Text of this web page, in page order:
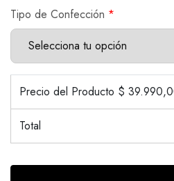
Tipo de Confección *
Precio del Producto $
Total